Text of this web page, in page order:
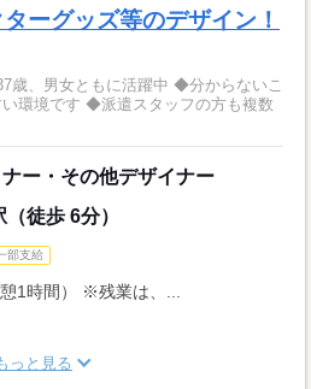
ーグッズ等のデザイン！
歳、男女ともに活躍中 ◆分からないこ
環境です ◆派遣スタッフの方も複数
ー・その他デザイナー
徒歩 6分）
部支給
1時間） ※残業は、...
っと見る